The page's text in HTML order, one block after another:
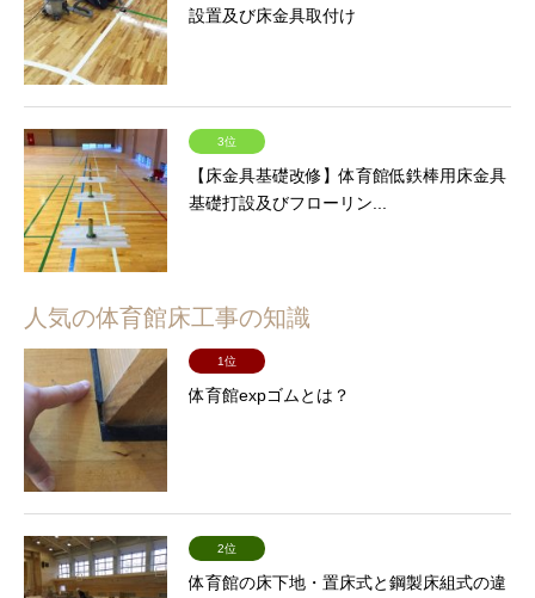
設置及び床金具取付け
3位
【床金具基礎改修】体育館低鉄棒用床金具
基礎打設及びフローリン...
人気の体育館床工事の知識
1位
体育館expゴムとは？
2位
体育館の床下地・置床式と鋼製床組式の違